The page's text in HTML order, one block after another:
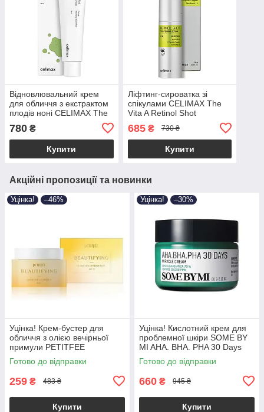
Відновлювальний крем
для обличчя з екстрактом
плодів ноні CELIMAX The
Cream 50ml
780 ₴
Купити
Ліфтинг-сироватка зі
спікулами CELIMAX The
Vita A Retinol Shot
685₴ 730 ₴
Купити
Акційні пропозиції та новинки
Уцінка! –46%
Уцінка! Крем-бустер для
обличчя з олією вечірньої
примули PETITFEE
Beautifying Glow On Hydration
50ml (до 01.11.2026)
Готово до відправки
259 ₴ 483 ₴
Купити
Уцінка! –30%
Уцінка! Кислотний крем для
проблемної шкіри SOME BY
MI AHA. BHA. PHA 30 Days
Miracle Cream 60ml
(Прим'яте паковання!)
Готово до відправки
660 ₴ 945 ₴
Купити